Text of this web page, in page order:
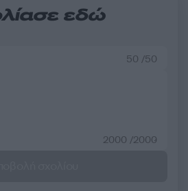
εδώ
50 /50
2000 /2000